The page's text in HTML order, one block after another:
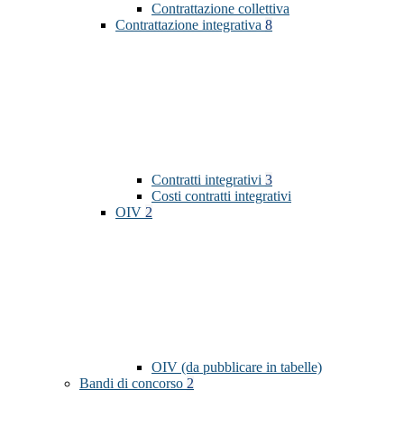
Contrattazione collettiva
Contrattazione integrativa 8
Contratti integrativi 3
Costi contratti integrativi
OIV 2
OIV (da pubblicare in tabelle)
Bandi di concorso 2